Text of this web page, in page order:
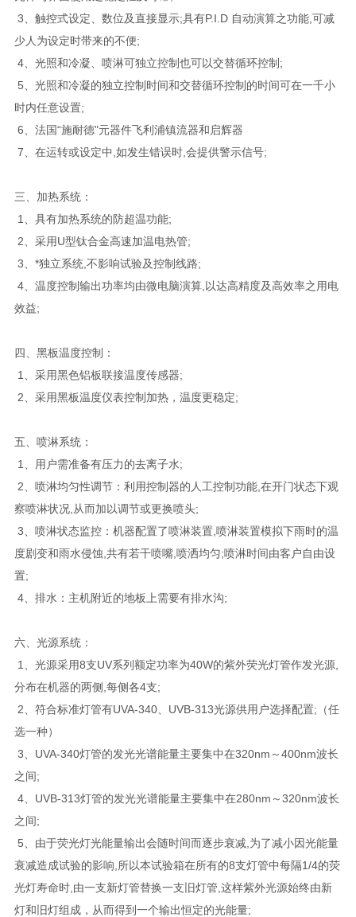
3、触控式设定、数位及直接显示;具有P.I.D 自动演算之功能,可减
少人为设定时带来的不便;
4、光照和冷凝、喷淋可独立控制也可以交替循环控制;
5、光照和冷凝的独立控制时间和交替循环控制的时间可在一千小
时内任意设置;
6、法国“施耐德"元器件飞利浦镇流器和启辉器
7、在运转或设定中,如发生错误时,会提供警示信号;
三、加热系统：
1、具有加热系统的防超温功能;
2、采用U型钛合金高速加温电热管;
3、*独立系统,不影响试验及控制线路;
4、温度控制输出功率均由微电脑演算,以达高精度及高效率之用电
效益;
四、黑板温度控制：
1、采用黑色铝板联接温度传感器;
2、采用黑板温度仪表控制加热，温度更稳定;
五、喷淋系统：
1、用户需准备有压力的去离子水;
2、喷淋均匀性调节：利用控制器的人工控制功能,在开门状态下观
察喷淋状况,从而加以调节或更换喷头;
3、喷淋状态监控：机器配置了喷淋装置,喷淋装置模拟下雨时的温
度剧变和雨水侵蚀,共有若干喷嘴,喷洒均匀;喷淋时间由客户自由设
置;
4、排水：主机附近的地板上需要有排水沟;
六、光源系统：
1、光源采用8支UV系列额定功率为40W的紫外荧光灯管作发光源,
分布在机器的两侧,每侧各4支;
2、符合标准灯管有UVA-340、UVB-313光源供用户选择配置;（任
选一种）
3、UVA-340灯管的发光光谱能量主要集中在320nm～400nm波长
之间;
4、UVB-313灯管的发光光谱能量主要集中在280nm～320nm波长
之间;
5、由于荧光灯光能量输出会随时间而逐步衰减,为了减小因光能量
衰减造成试验的影响,所以本试验箱在所有的8支灯管中每隔1/4的荧
光灯寿命时,由一支新灯管替换一支旧灯管,这样紫外光源始终由新
灯和旧灯组成，从而得到一个输出恒定的光能量;